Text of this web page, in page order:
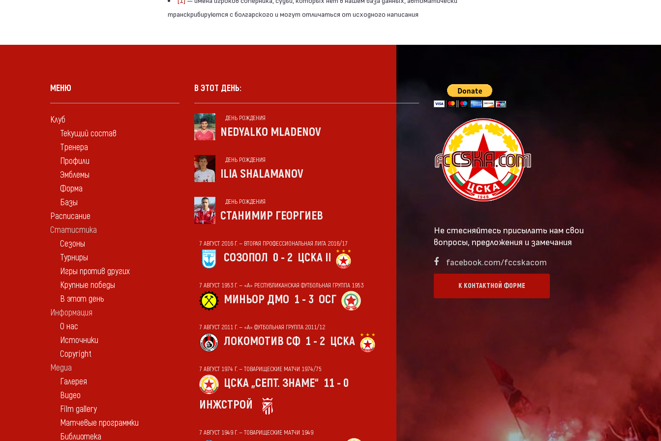
транскрибируются с болгарского и могут отличаться от исходного написания
МЕНЮ
Клуб
Текущий состав
Тренера
Профили
Эмблемы
Форма
Базы
Расписание
Статистика
Сезоны
Турниры
Игры против других
Крупные победы
В этот день
Информация
О нас
Источники
Copyright
Медиа
Галерея
Видео
Film gallery
Матчевые программки
Библиотека
В ЭТОТ ДЕНЬ:
ДЕНЬ РОЖДЕНИЯ
NEDYALKO MLADENOV
ДЕНЬ РОЖДЕНИЯ
ILIA SHALAMANOV
ДЕНЬ РОЖДЕНИЯ
СТАНИМИР ГЕОРГИЕВ
7 АВГУСТ 2016 Г. — ВТОРАЯ ПРОФЕССИОНАЛЬНАЯ ЛИГА 2016/17
СОЗОПОЛ 0 - 2 ЦСКА II
7 АВГУСТ 1953 Г. — «А» РЕСПУБЛИКАНСКАЯ ФУТБОЛЬНАЯ ГРУППА 1953
МИНЬОР ДМО 1 - 3 ОСГ
7 АВГУСТ 2011 Г. — «А» ФУТБОЛЬНАЯ ГРУППА 2011/12
ЛОКОМОТИВ СФ 1 - 2 ЦСКА
7 АВГУСТ 1974 Г. — ТОВАРИЩЕСКИЕ МАТЧИ 1974/75
ЦСКА „СЕПТ. ЗНАМЕ“ 11 - 0
ИНЖСТРОЙ
7 АВГУСТ 1949 Г. — ТОВАРИЩЕСКИЕ МАТЧИ 1949
Не стесняйтесь присылать нам свои
вопросы, предложения и замечания
facebook.com/fccskacom
К КОНТАКТНОЙ ФОРМЕ